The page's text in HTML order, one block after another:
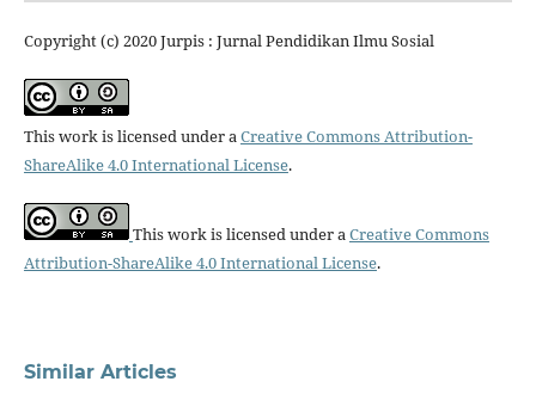
Copyright (c) 2020 Jurpis : Jurnal Pendidikan Ilmu Sosial
This work is licensed under aCreative Commons Attribution-
ShareAlike 4.0 International License.
This work is licensed under aCreative Commons
Attribution-ShareAlike 4.0 International License.
Similar Articles